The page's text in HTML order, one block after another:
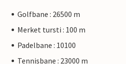
Golfbane : 26500 m
Merket tursti : 100 m
Padelbane : 10100
Tennisbane : 23000 m